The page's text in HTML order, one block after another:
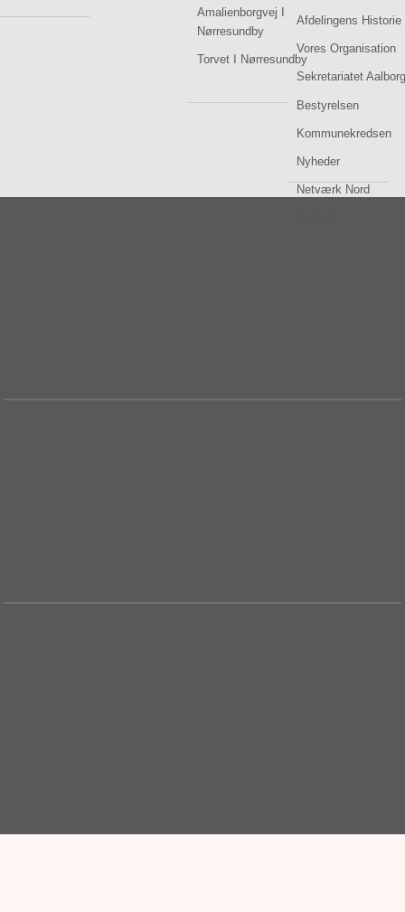
Amalienborgvej I
Nørresundby
Torvet I Nørresundby
Afdelingens Historie
Vores Organisation
Sekretariatet Aalborg
Bestyrelsen
Kommunekredsen
Nyheder
Netværk Nord